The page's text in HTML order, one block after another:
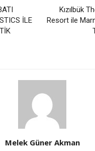
İLE
Kızılbük
Resort ile
Melek Güner Akman